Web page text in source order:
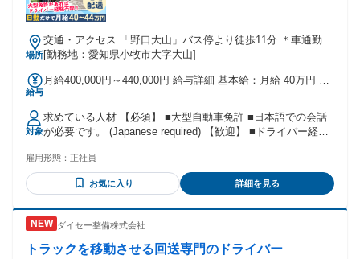
場所
交通・アクセス 「野口大山」バス停より徒歩11分 ＊車通勤Ｏ
Ｋ（駐車場完備）
[勤務地：愛知県小牧市大字大山]
給与
月給400,000円～440,000円 給与詳細 基本給：月給 40万円 〜
れる通勤・皆勤・家族手当金額：なし 全員に一律で支払われ
るその他手当金額：なし ※皆勤手当／無事故手当／残業手当
／特別手当／インフレ手当あり
対象
求めている人材 【必須】 ■大型自動車免許 ■日本語での会話
が必要です。 (Japanese required) 【歓迎】 ■ドライバー経験
車未経験の方 ※大型免許をお持ちであれば、 ドライバー実務
未経験の方も歓迎します。 ※経験者の方は、これまでの運転
経験を 活かして即戦力としてご活躍いただけます。 ✨30代〜
という方や ブランクがある方も最初は横乗り研修からスター
ト。 無理な独り立ちは絶対にさせません。 こんな方、ぜひ話
だけでも聞いてください。 ✅ 大型免許を取ったが、活かす機
雇用形態： 正社員
お気に入り 詳細を見る
ダイセー整備株式会社
トラックを移動させる回送専門のドライバー